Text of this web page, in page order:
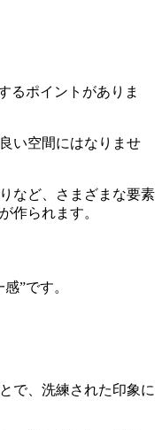
るポイントがありま
い空間にはなりませ
など、さまざまな要素
作られます。
”です。
で、洗練された印象に